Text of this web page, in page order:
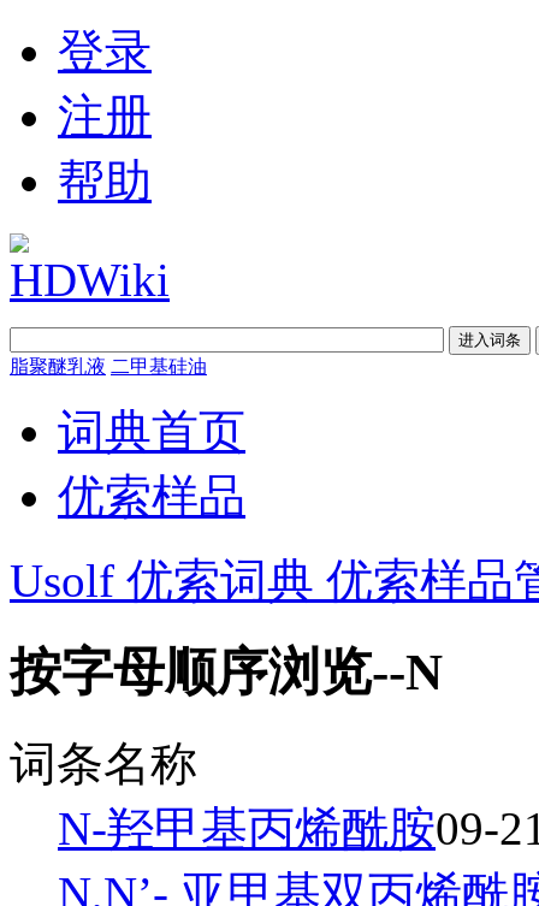
登录
注册
帮助
脂聚醚乳液 二甲基硅油
词典首页
优索样品
Usolf 优索词典 优索样品
按字母顺序浏览--N
词条名称
N-羟甲基丙烯酰胺09-
N,N’- 亚甲基双丙烯酰